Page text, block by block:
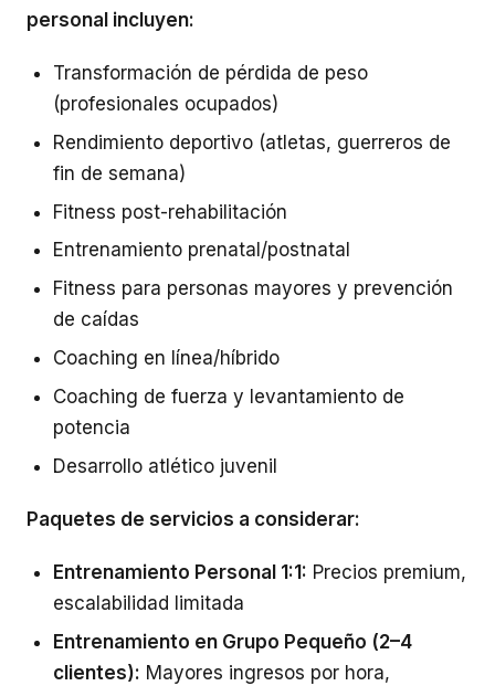
personal incluyen:
Transformación de pérdida de peso
(profesionales ocupados)
Rendimiento deportivo (atletas, guerreros de
fin de semana)
Fitness post-rehabilitación
Entrenamiento prenatal/postnatal
Fitness para personas mayores y prevención
de caídas
Coaching en línea/híbrido
Coaching de fuerza y levantamiento de
potencia
Desarrollo atlético juvenil
Paquetes de servicios a considerar:
Entrenamiento Personal 1:1: Precios premium,
escalabilidad limitada
Entrenamiento en Grupo Pequeño (2–4
clientes): Mayores ingresos por hora,